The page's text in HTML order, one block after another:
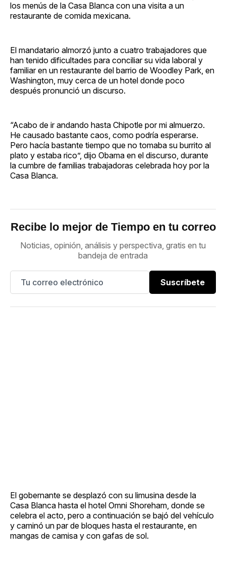
los menús de la Casa Blanca con una visita a un
restaurante de comida mexicana.
El mandatario almorzó junto a cuatro trabajadores que
han tenido dificultades para conciliar su vida laboral y
familiar en un restaurante del barrio de Woodley Park, en
Washington, muy cerca de un hotel donde poco
después pronunció un discurso.
“Acabo de ir andando hasta Chipotle por mi almuerzo.
He causado bastante caos, como podría esperarse.
Pero hacía bastante tiempo que no tomaba su burrito al
plato y estaba rico”, dijo Obama en el discurso, durante
la cumbre de familias trabajadoras celebrada hoy por la
Casa Blanca.
Recibe lo mejor de Tiempo en tu correo
Noticias, opinión, análisis y perspectiva, gratis en tu
bandeja de entrada
Suscríbete
El gobernante se desplazó con su limusina desde la
Casa Blanca hasta el hotel Omni Shoreham, donde se
celebra el acto, pero a continuación se bajó del vehículo
y caminó un par de bloques hasta el restaurante, en
mangas de camisa y con gafas de sol.